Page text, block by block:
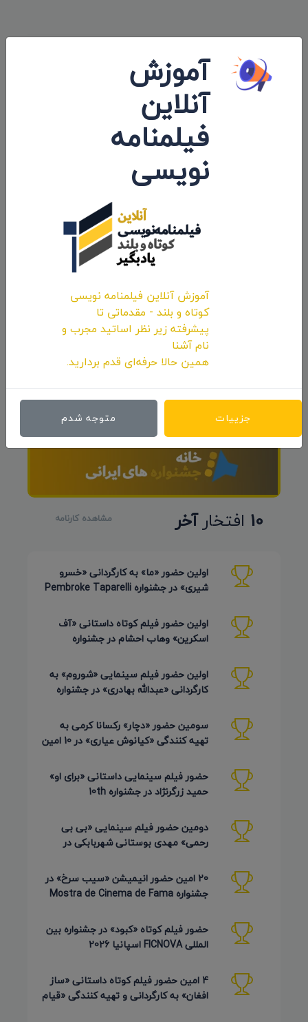
ارسال نظرات
ارسال نظر
تبلیغات رزرو و تعرفه
10 افتخارآخر مشاهده کارنامه
اولین حضور «ما» به کارگردانی «خسرو
شیری» در جشنواره Pembroke Taparelli
اولین حضور فیلم کوتاه داستانی «آف
اسکرین» وهاب احشام در جشنواره
اولین حضور فیلم سینمایی «شوروم» به
کارگردانی «عبدالله بهادری» در جشنواره
سومین حضور «دچار» رکسانا کرمی به
تهیه کنندگی «کیانوش عیاری» در 10 امین
حضور فیلم سینمایی داستانی «برای او»
حمید زرگرنژاد در جشنواره 10th
دومین حضور فیلم سینمایی «بی بی
رحمی» مهدی بوستانی شهربابکی در
20 امین حضور انیمیشن «سیب سرخ» در
جشنواره Mostra de Cinema de Fama
حضور فیلم کوتاه «کبود» در جشنواره بین
المللی FICNOVA اسپانیا 2026
4 امین حضور فیلم کوتاه داستانی «ساز
افغان» به کارگردانی و تهیه کنندگی «قیام
آموزش
آنلاین
فیلمنامه
نویسی
آموزش آنلاین فیلمنامه نویسی
کوتاه و بلند - مقدماتی تا
پیشرفته زیر نظر اساتید مجرب و
نام آشنا
همین حالا حرفه‌ای قدم بردارید.
جزییات متوجه شدم